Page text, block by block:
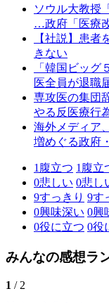
ソウル大教授
…政府「医療
【社説】患
きない
「韓国ビッグ
医全員が退職
専攻医の集団
やる反医療行
海外メディア
増めぐる政府
1 腹立つ 1 腹立
0悲しい 0悲し
9すっきり 9す
0興味深い 0興
0役に立つ 0役
みんなの感想ラ
1 / 2